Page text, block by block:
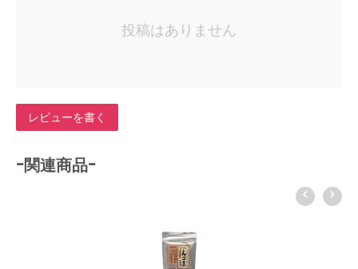
投稿はありません
レビューを書く
-関連商品-